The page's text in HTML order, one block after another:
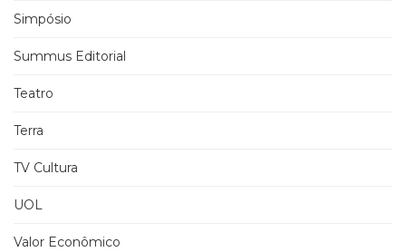
Simpósio
Summus Editorial
Teatro
Terra
TV Cultura
UOL
Valor Econômico